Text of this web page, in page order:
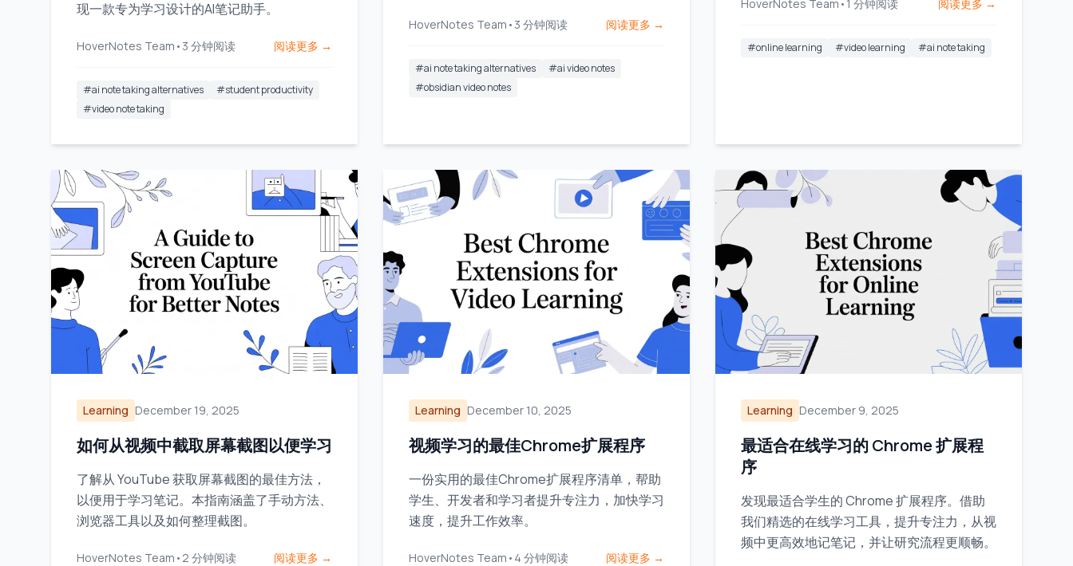
现一款专为学习设计的AI笔记助手。
HoverNotes Team • 3 分钟阅读 阅读更多 →
#ai note taking alternatives #student productivity
#video note taking
HoverNotes Team • 3 分钟阅读 阅读更多 →
#ai note taking alternatives #ai video notes
#obsidian video notes
HoverNotes Team • 1 分钟阅读 阅读更多 →
#online learning #video learning #ai note taking
Learning December 19, 2025
如何从视频中截取屏幕截图以便学习
了解从 YouTube 获取屏幕截图的最佳方法，
以便用于学习笔记。本指南涵盖了手动方法、
浏览器工具以及如何整理截图。
HoverNotes Team • 2 分钟阅读 阅读更多 →
Learning December 10, 2025
视频学习的最佳Chrome扩展程序
一份实用的最佳Chrome扩展程序清单，帮助
学生、开发者和学习者提升专注力，加快学习
速度，提升工作效率。
HoverNotes Team • 4 分钟阅读 阅读更多 →
Learning December 9, 2025
最适合在线学习的 Chrome 扩展程
序
发现最适合学生的 Chrome 扩展程序。借助
我们精选的在线学习工具，提升专注力，从视
频中更高效地记笔记，并让研究流程更顺畅。